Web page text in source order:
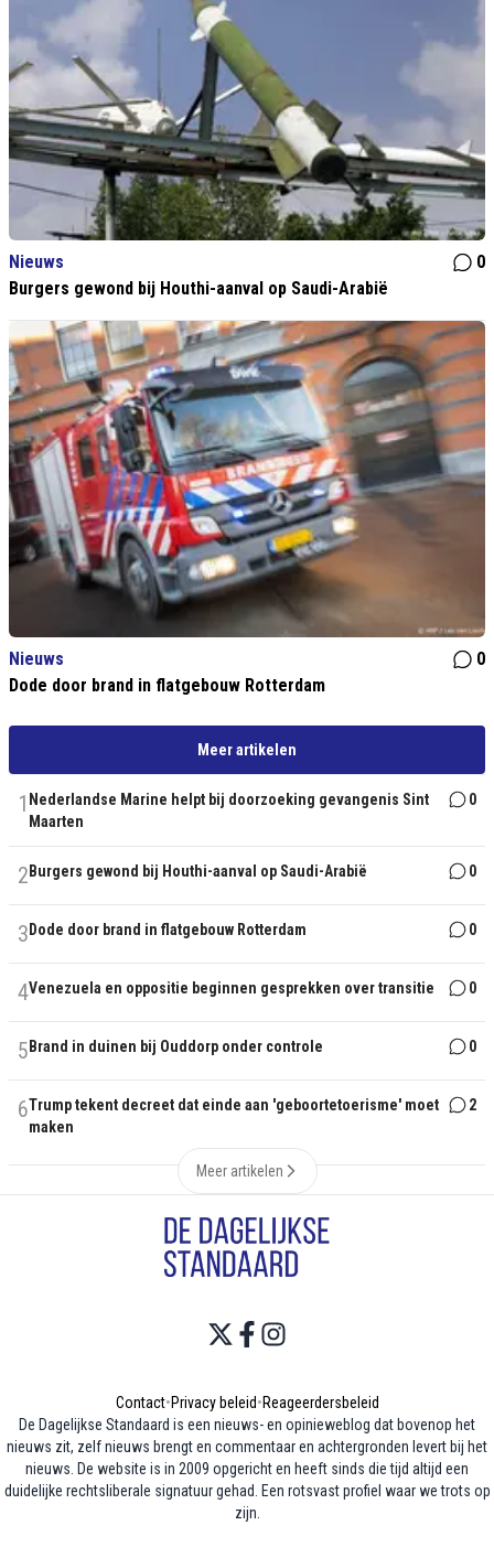
Nieuws
0
Burgers gewond bij Houthi-aanval op Saudi-Arabië
Nieuws
0
Dode door brand in flatgebouw Rotterdam
Meer artikelen
1 Nederlandse Marine helpt bij doorzoeking gevangenis Sint
Maarten
0
2 Burgers gewond bij Houthi-aanval op Saudi-Arabië 0
3 Dode door brand in flatgebouw Rotterdam 0
4Venezuela en oppositie beginnen gesprekken over transitie 0
5 Brand in duinen bij Ouddorp onder controle 0
6Trump tekent decreet dat einde aan 'geboortetoerisme' moet
maken
2
Meer artikelen
Contact•Privacy beleid•Reageerdersbeleid
De Dagelijkse Standaard is een nieuws- en opinieweblog dat bovenop het
nieuws zit, zelf nieuws brengt en commentaar en achtergronden levert bij het
nieuws. De website is in 2009 opgericht en heeft sinds die tijd altijd een
duidelijke rechtsliberale signatuur gehad. Een rotsvast profiel waar we trots op
zijn.